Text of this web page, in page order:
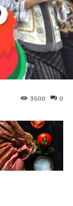
0
3500